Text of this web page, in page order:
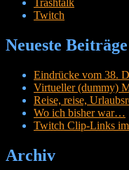
Twitch
Neueste Beiträge
Eindrücke vom 38.
Virtueller (dummy)
Reise, reise,
Wo ich bisher war…
Twitch Clip-Links im
Archiv